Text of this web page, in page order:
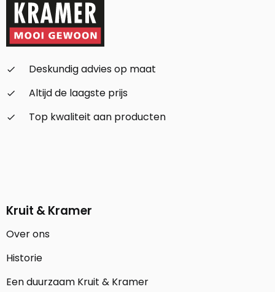
check_small
Deskundig advies op maat
check_small
Altijd de laagste prijs
check_small
Top kwaliteit aan producten
Kruit & Kramer
Over ons
Historie
Een duurzaam Kruit & Kramer